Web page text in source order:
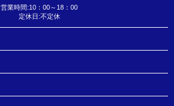
営業時間:10：00～18：00
定休日:不定休